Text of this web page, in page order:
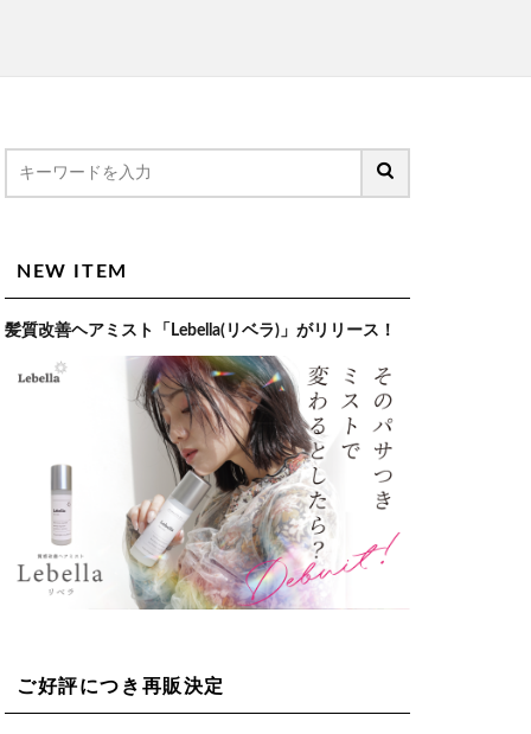
NEW ITEM
髪質改善ヘアミスト「Lebella(リベラ)」がリリース！
ご好評につき再販決定